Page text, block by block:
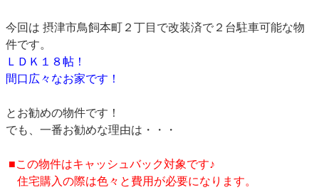
今回は 摂津市鳥飼本町２丁目で改装済で２台駐車可能な物
件です。
ＬＤＫ１８帖！
間口広々なお家です！
とお勧めの物件です！
でも、一番お勧めな理由は・・・
■この物件はキャッシュバック対象です♪
住宅購入の際は色々と費用が必要になります。